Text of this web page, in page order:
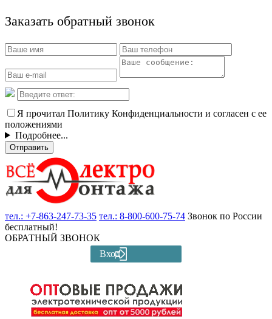
Заказать обратный звонок
Я прочитал Политику Конфиденциальности и согласен с ее
положениями
Подробнее...
Отправить
тел.: +7-863-247-73-35 тел.: 8-800-600-75-74 Звонок по России
бесплатный!
ОБРАТНЫЙ ЗВОНОК
Вход